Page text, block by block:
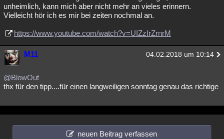
unheimlich, kann mich aber nicht mehr an vieles erinnern.
Vielleicht hör ich es mir bei zeiten nochmal an.
https://www.youtube.com/watch?v=UIZzIrZrnrM
M11 04.02.2018 um 10:14
@BlowOut
thx für den tipp....für einen langweiligen sonntag genau das richtige
neuen Beitrag verfassen